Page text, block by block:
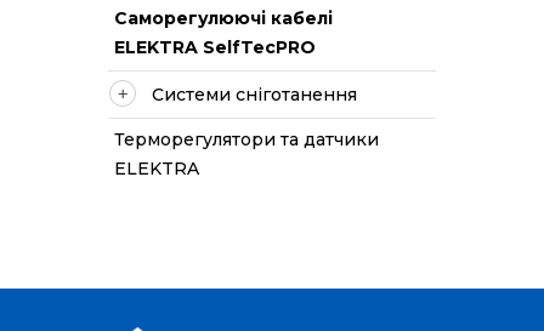
Саморегулюючі кабелі
ELEKTRA SelfTecPRO
Системи сніготанення
Терморегулятори та датчики
ELEKTRA